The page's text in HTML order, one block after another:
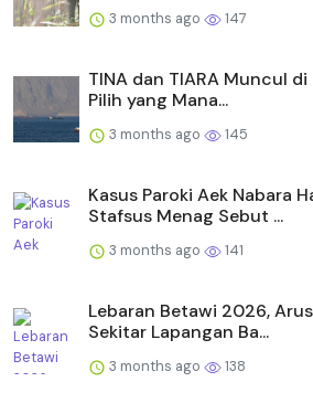
3 months ago 147
TINA dan TIARA Muncul
Pilih yang Mana...
3 months ago 145
Kasus Paroki Aek Nabara
Stafsus Menag Sebut ...
3 months ago 141
Lebaran Betawi 2026,
Sekitar Lapangan Ba...
3 months ago 138